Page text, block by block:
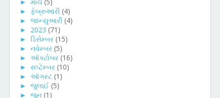
► ફેબ્રુઆરી (4)
► જાન્યુઆરી (4)
► 2023 (71)
► ડિસેમ્બર (15)
► નવેમ્બર (5)
► ઑક્ટોબર (16)
► સપ્ટેમ્બર (10)
► ઑગસ્ટ (1)
► જુલાઈ (5)
► જૂન (1)